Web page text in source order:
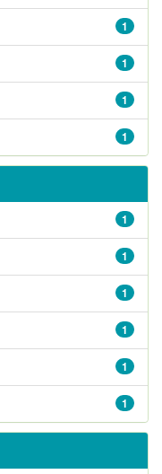
1
1
1
1
1
1
1
1
1
1